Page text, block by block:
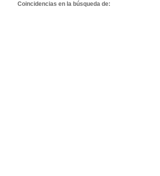
Coincidencias en la búsqueda de: